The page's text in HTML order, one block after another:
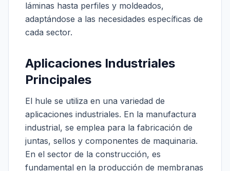
láminas hasta perfiles y moldeados,
adaptándose a las necesidades específicas de
cada sector.
Aplicaciones Industriales
Principales
El hule se utiliza en una variedad de
aplicaciones industriales. En la manufactura
industrial, se emplea para la fabricación de
juntas, sellos y componentes de maquinaria.
En el sector de la construcción, es
fundamental en la producción de membranas